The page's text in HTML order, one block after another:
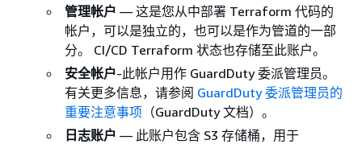
管理帐户 — 这是您从中部署 Terraform 代码的
帐户，可以是独立的，也可以是作为管道的一部
分。 CI/CD Terraform 状态也存储至此账户。
安全帐户-此帐户用作 GuardDuty 委派管理员。
有关更多信息，请参阅 GuardDuty 委派管理员的
重要注意事项 （GuardDuty 文档）。
日志账户 — 此账户包含 S3 存储桶，用于